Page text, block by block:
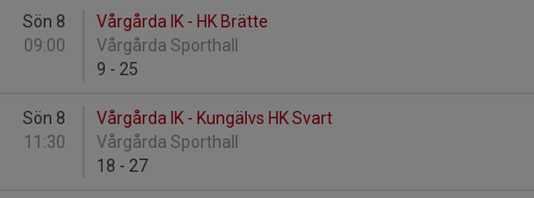
Sön 8
09:00
Vårgårda IK - HK Brätte
Vårgårda Sporthall
9 - 25
Sön 8
11:30
Vårgårda IK - Kungälvs HK Svart
Vårgårda Sporthall
18 - 27